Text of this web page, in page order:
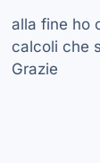
alla fine ho
calcoli che
Grazie